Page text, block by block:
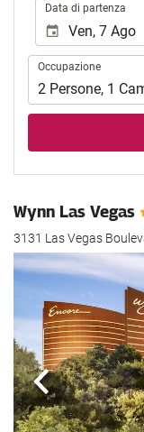
Data di partenza
Occupazione
Occupazione
2 Persone, 1
Wynn Las Vegas
3131 Las Vegas
Anteriore